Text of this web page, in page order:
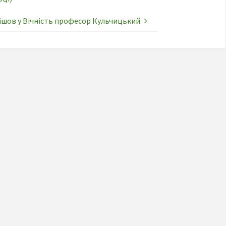
у Вічність професор Кульчицький